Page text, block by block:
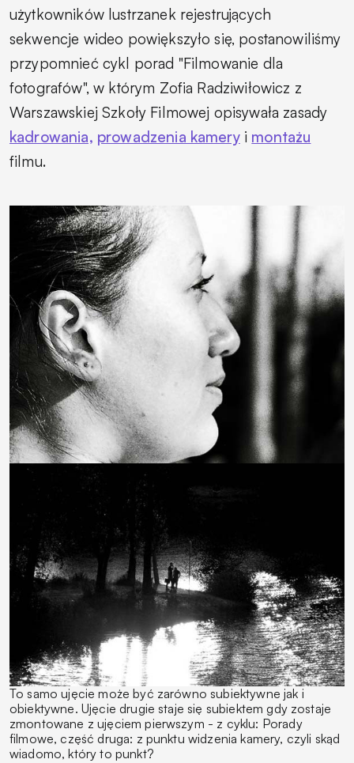
użytkowników lustrzanek rejestrujących
sekwencje wideo powiększyło się, postanowiliśmy
przypomnieć cykl porad "Filmowanie dla
fotografów", w którym Zofia Radziwiłowicz z
Warszawskiej Szkoły Filmowej opisywała zasady
kadrowania, prowadzenia kameryi montażu
filmu.
To samo ujęcie może być zarówno subiektywne jak i
obiektywne. Ujęcie drugie staje się subiektem gdy zostaje
zmontowane z ujęciem pierwszym - z cyklu: Porady
filmowe, część druga: z punktu widzenia kamery, czyli skąd
wiadomo, który to punkt?